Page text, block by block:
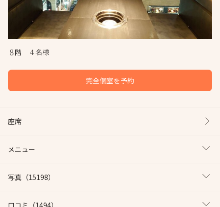
８階 ４名様
完全個室を予約
座席
メニュー
写真 （15198）